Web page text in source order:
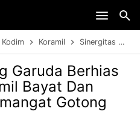
Kodim Koramil Sinergitas
Garuda Berhias
Bayat Dan
Gotong